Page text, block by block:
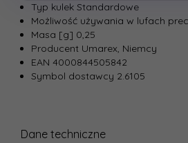
Typ kulek Standardowe
Możliwość używania w lufach
Masa [g] 0,25
Producent Umarex, Niemcy
EAN 4000844505842
Symbol dostawcy 2.6105
Dane techniczne